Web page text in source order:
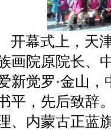
幕式上，天津
画院原院长、
新觉罗·金山
平，先后致辞
、内蒙古正蓝